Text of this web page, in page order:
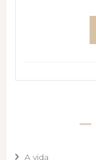
A vida